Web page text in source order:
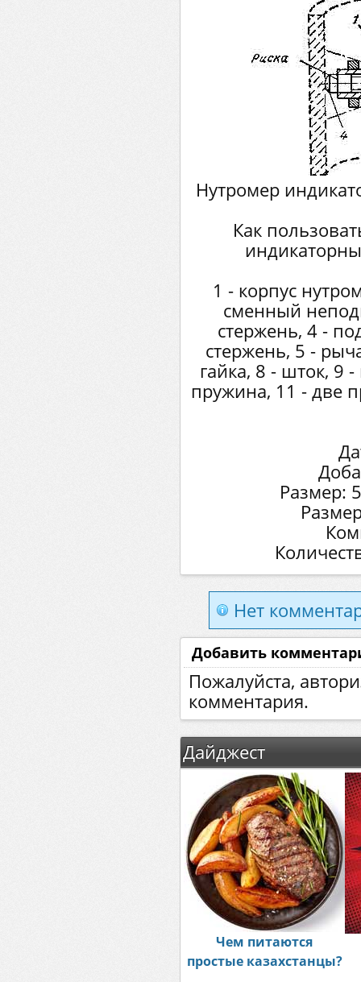
Нутромер
Как
1 - корпус
сменный
стержень, 4 -
стержень, 5 -
гайка, 8 - шток, 9
пружина, 11 - две
Размер:
Нет
Добавить
Пожалуйста,
комментария.
Дайджест
Чем питаются
простые казахстанцы?